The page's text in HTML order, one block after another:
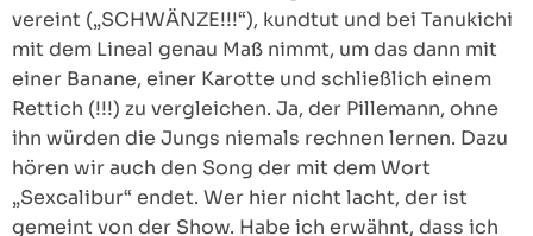
vereint („SCHWÄNZE!!!“), kundtut und bei Tanukichi
mit dem Lineal genau Maß nimmt, um das dann mit
einer Banane, einer Karotte und schließlich einem
Rettich (!!!) zu vergleichen. Ja, der Pillemann, ohne
ihn würden die Jungs niemals rechnen lernen. Dazu
hören wir auch den Song der mit dem Wort
„Sexcalibur“ endet. Wer hier nicht lacht, der ist
gemeint von der Show. Habe ich erwähnt, dass ich